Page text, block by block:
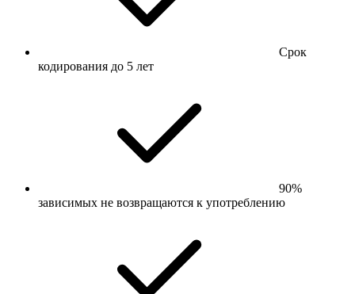
Срок
кодирования до 5 лет
90%
зависимых не возвращаются к употреблению